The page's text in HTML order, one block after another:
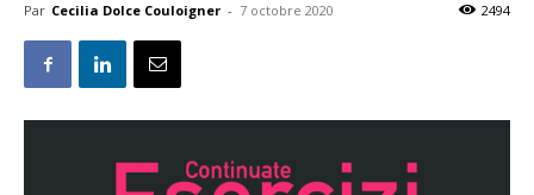
Par Cecilia Dolce Couloigner - 7 octobre 2020 2494